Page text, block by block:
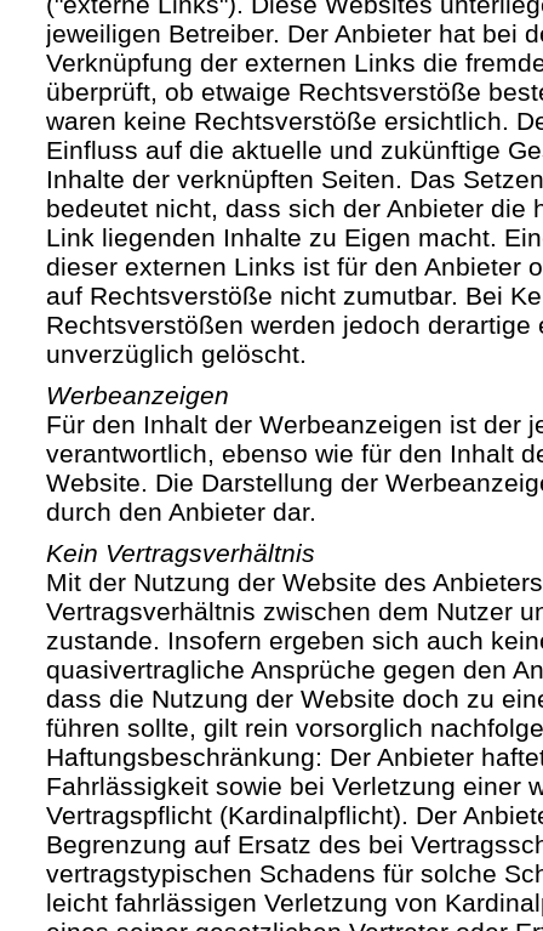
jeweiligen Betreiber. Der Anbieter hat bei
Verknüpfung der externen Links die
überprüft, ob etwaige Rechtsverstöße
waren keine Rechtsverstöße ersichtlich.
Einfluss auf die aktuelle und zukünftige
Inhalte der verknüpften Seiten. Das
bedeutet nicht, dass sich der Anbieter die
Link liegenden Inhalte zu Eigen macht.
dieser externen Links ist für den Anbieter
auf Rechtsverstöße nicht zumutbar. Bei
Rechtsverstößen werden jedoch derartige
unverzüglich gelöscht.
Werbeanzeigen
Für den Inhalt der Werbeanzeigen ist der
verantwortlich, ebenso wie für den Inhalt
Website. Die Darstellung der
durch den Anbieter dar.
Kein Vertragsverhältnis
Mit der Nutzung der Website des
Vertragsverhältnis zwischen dem Nutzer
zustande. Insofern ergeben sich auch
quasivertragliche Ansprüche gegen den
dass die Nutzung der Website doch zu
führen sollte, gilt rein vorsorglich
Haftungsbeschränkung: Der Anbieter
Fahrlässigkeit sowie bei Verletzung einer
Vertragspflicht (Kardinalpflicht). Der
Begrenzung auf Ersatz des bei
vertragstypischen Schadens für solche
leicht fahrlässigen Verletzung von